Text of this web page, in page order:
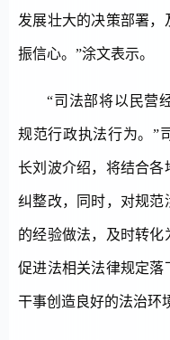
发展壮大的决策部署
振信心。”涂文表示。
“司法部将以民营
规范行政执法行为。”
长刘波介绍，将结合
纠整改，同时，对规
的经验做法，及时转
促进法相关法律规定
干事创造良好的法治环